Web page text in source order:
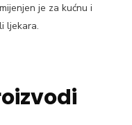
je za kućnu i
ljekara.